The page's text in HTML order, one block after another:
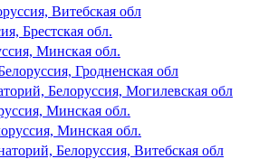
Витебская обл
Брестская обл.
Минская обл.
Гродненская обл
Белоруссия, Могилевская обл
Минская обл.
Минская обл.
Белоруссия, Витебская обл